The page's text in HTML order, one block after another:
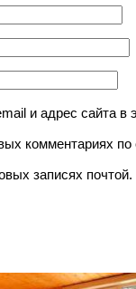
и адрес сайта
комментариях по
записях почтой.